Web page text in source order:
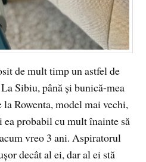
de mult timp un astfel de
Sibiu, până și bunică-mea
la Rowenta, model mai vechi,
probabil cu mult înainte să
vreo 3 ani. Aspiratorul
decât al ei, dar al ei stă